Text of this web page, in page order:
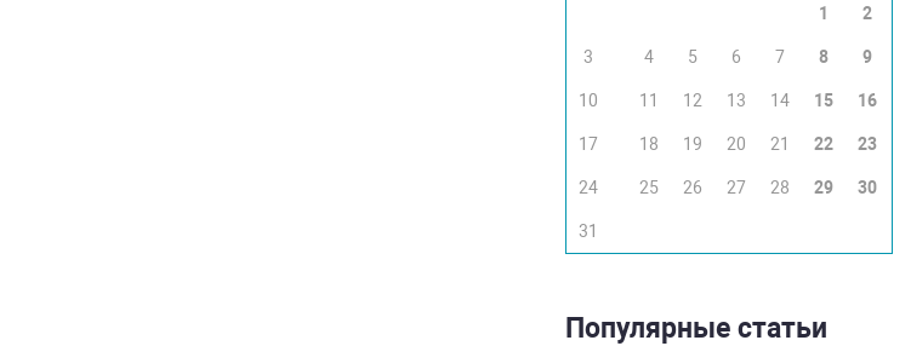
1 2
3 4 5 6 7 8 9
10 11 12 13 14 15 16
17 18 19 20 21 22 23
24 25 26 27 28 29 30
31
Популярные статьи